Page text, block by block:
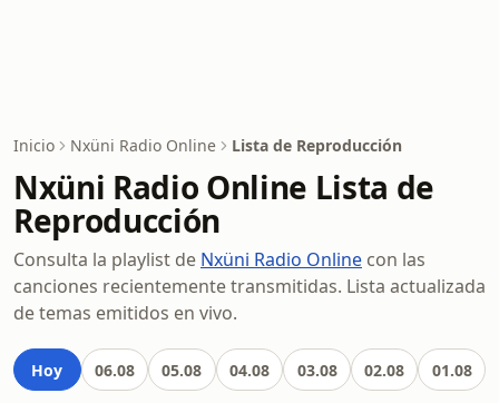
Inicio Nxüni Radio Online Lista de Reproducción
Nxüni Radio Online Lista de
Reproducción
Consulta la playlist de Nxüni Radio Online con las
canciones recientemente transmitidas. Lista actualizada
de temas emitidos en vivo.
Hoy 06.08 05.08 04.08 03.08 02.08 01.08